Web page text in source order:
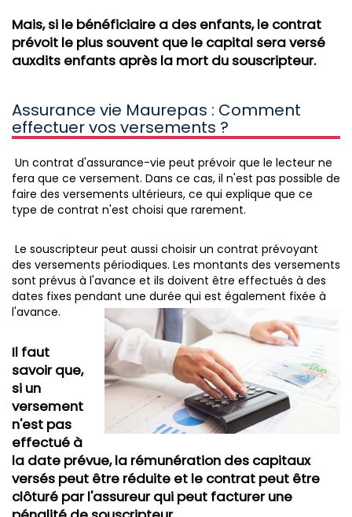
Mais, si le bénéficiaire a des enfants, le contrat
prévoit le plus souvent que le capital sera versé
auxdits enfants après la mort du souscripteur.
Assurance vie Maurepas : Comment
effectuer vos versements ?
Un contrat d'assurance-vie peut prévoir que le lecteur ne
fera que ce versement. Dans ce cas, il n'est pas possible de
faire des versements ultérieurs, ce qui explique que ce
type de contrat n'est choisi que rarement.
Le souscripteur peut aussi choisir un contrat prévoyant
des versements périodiques. Les montants des versements
sont prévus à l'avance et ils doivent être effectués à des
dates fixes pendant une durée qui est également fixée à
l'avance.
Il faut
savoir que,
si un
versement
n'est pas
effectué à
la date prévue, la rémunération des capitaux
versés peut être réduite et le contrat peut être
clôturé par l'assureur qui peut facturer une